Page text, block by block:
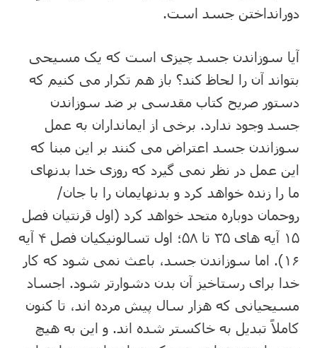
دورانداختن جسد است.
آیا سوزاندن جسد چیزی است که یک مسیحی
بتواند آن را لحاظ کند؟ باز هم تکرار می کنیم که
دستور صریح کتاب مقدسی بر ضد سوزاندن
جسد وجود ندارد. برخی از ایمانداران به عمل
سوزاندن جسد اعتراض می کنند بر این مبنا که
این عمل در نظر نمی گیرد که روزی خدا بدنهای
ما را زنده خواهد کرد و بدنهایمان را با جان/
روحمان دوباره متحد خواهد کرد (اول قرنتیان فصل
۱۵ آیه های ۳۵ تا ۵۸؛ اول تسالونیکیان فصل ۴ آیه
۱۶). اما سوزاندن جسد، باعث نمی شود که کار
خدا برای رستاخیز آن بدن دشوارتر شود. اجساد
مسیحیانی که هزار سال پیش مرده اند، تا کنون
کاملاً تبدیل به خاکستر شده اند. و این به هیچ